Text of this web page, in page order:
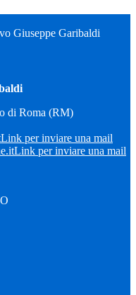
Giuseppe Garibaldi
di Roma (RM)
Link per inviare una mail
Link per inviare una mail